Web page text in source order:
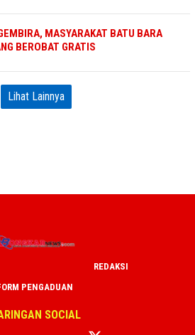
MASYARAKAT BATU BARA
BEROBAT GRATIS
Lihat Lainnya
REDAKSI
PENGADUAN
SOCIAL